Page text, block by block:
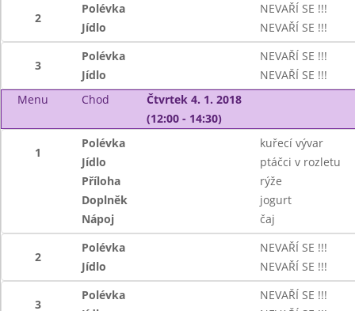
2
Polévka
NEVAŘÍ SE !!!
Jídlo
NEVAŘÍ SE !!!
3
Polévka
NEVAŘÍ SE !!!
Jídlo
NEVAŘÍ SE !!!
Menu
Chod
Čtvrtek 4. 1. 2018
(12:00 - 14:30)
1
Polévka
kuřecí vývar
Jídlo
ptáčci v rozletu
Příloha
rýže
Doplněk
jogurt
Nápoj
čaj
2
Polévka
NEVAŘÍ SE !!!
Jídlo
NEVAŘÍ SE !!!
3
Polévka
NEVAŘÍ SE !!!